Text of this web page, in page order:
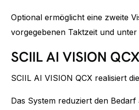
Optional ermöglicht eine zweite
vorgegebenen Taktzeit und
SCIIL AI VISION QCX
SCIIL AI VISION QCX realisiert
Das System reduziert den